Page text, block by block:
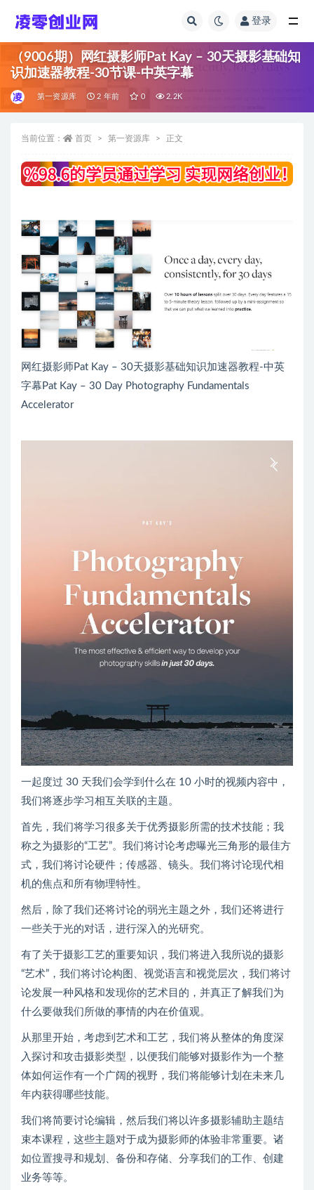
登录
（9006期）网红摄影师Pat Kay – 30天摄影基础知
识加速器教程-30节课-中英字幕
第一资源库 2 年前 0 2.2K
当前位置： 首页 第一资源库 正文
网红摄影师Pat Kay – 30天摄影基础知识加速器教程-中英
字幕Pat Kay – 30 Day Photography Fundamentals
Accelerator
一起度过 30 天我们会学到什么在 10 小时的视频内容中，
我们将逐步学习相互关联的主题。
首先，我们将学习很多关于优秀摄影所需的技术技能；我
称之为摄影的“工艺”。我们将讨论考虑曝光三角形的最佳方
式，我们将讨论硬件；传感器、镜头。我们将讨论现代相
机的焦点和所有物理特性。
然后，除了我们还将讨论的弱光主题之外，我们还将进行
一些关于光的对话，进行深入的光研究。
有了关于摄影工艺的重要知识，我们将进入我所说的摄影
“艺术”，我们将讨论构图、视觉语言和视觉层次，我们将讨
论发展一种风格和发现你的艺术目的，并真正了解我们为
什么要做我们所做的事情的内在价值观。
从那里开始，考虑到艺术和工艺，我们将从整体的角度深
入探讨和攻击摄影类型，以便我们能够对摄影作为一个整
体如何运作有一个广阔的视野，我们将能够计划在未来几
年内获得哪些技能。
我们将简要讨论编辑，然后我们将以许多摄影辅助主题结
束本课程，这些主题对于成为摄影师的体验非常重要。诸
如位置搜寻和规划、备份和存储、分享我们的工作、创建
业务等等。